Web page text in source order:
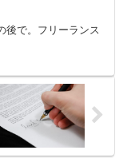
後で。フリーランス